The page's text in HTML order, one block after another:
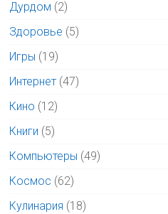
Дурдом (2)
Здоровье (5)
Игры (19)
Интернет (47)
Кино (12)
Книги (5)
Компьютеры (49)
Космос (62)
Кулинария (18)